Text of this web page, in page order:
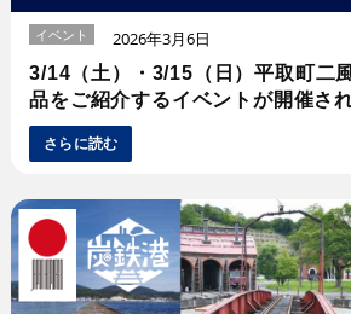
イベント 2026年3月6日
3/14（土）・3/15（日）平取町二
品をご紹介するイベントが開催さ
さらに読む